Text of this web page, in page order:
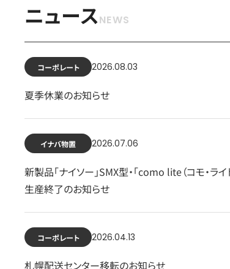
ニュース
コーポレート 2026.08.03
夏季休業のお知らせ
イナバ物置 2026.07.06
新製品「ナイソー」SMX型・「como lite（コモ・ラ
生産終了のお知らせ
コーポレート 2026.04.13
札幌配送センター移転のお知らせ